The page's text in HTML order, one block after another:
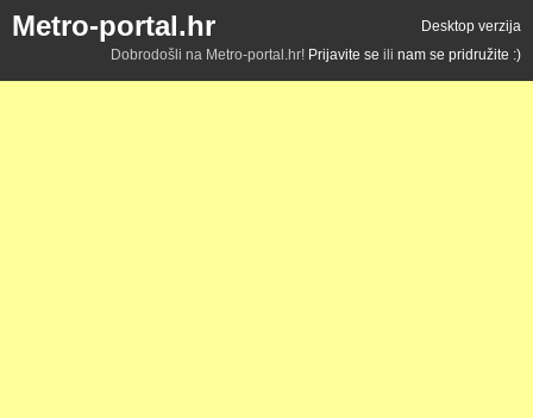
Metro-portal.hr
Desktop verzija
Dobrodošli na Metro-portal.hr! Prijavite se ili nam se pridružite :)